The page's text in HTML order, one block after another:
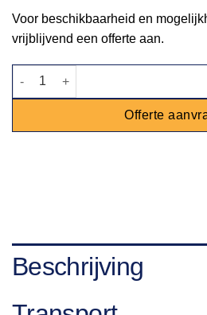
Voor beschikbaarheid en
vrijblijvend een offerte aan.
Buffetverhoger goud - 10cm aantal
Offerte
Beschrijving